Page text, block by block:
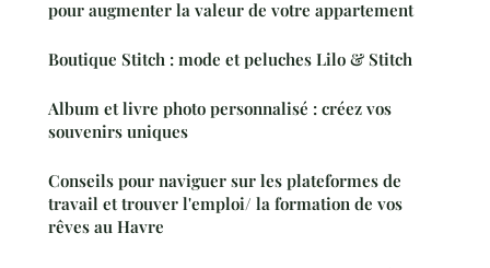
pour augmenter la valeur de votre appartement
Boutique Stitch : mode et peluches Lilo & Stitch
Album et livre photo personnalisé : créez vos
souvenirs uniques
Conseils pour naviguer sur les plateformes de
travail et trouver l'emploi/ la formation de vos
rêves au Havre